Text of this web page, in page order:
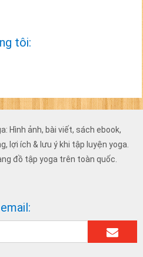
tôi:
Hình ảnh, bài viết, sách ebook,
lợi ích & lưu ý khi tập luyện yoga.
đồ tập yoga trên toàn quốc.